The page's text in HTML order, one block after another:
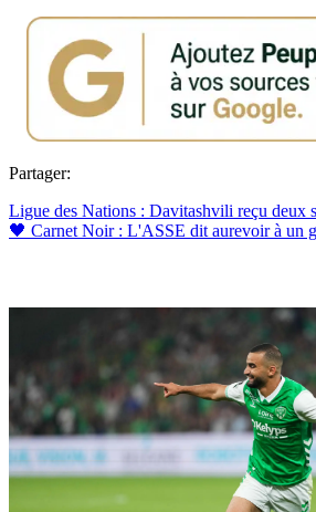
Partager:
Ligue des Nations : Davitashvili reçu deux
🖤 Carnet Noir : L'ASSE dit aurevoir à un